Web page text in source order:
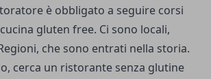
è obbligato a seguire corsi
gluten free. Ci sono locali,
che sono entrati nella storia.
cerca un ristorante senza glutine